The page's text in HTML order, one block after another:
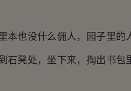
也没什么佣人，园子里的
石凳处，坐下来，掏出书包